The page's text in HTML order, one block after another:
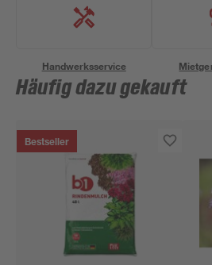
Handwerksservice
Häufig dazu gekauft
Bestseller